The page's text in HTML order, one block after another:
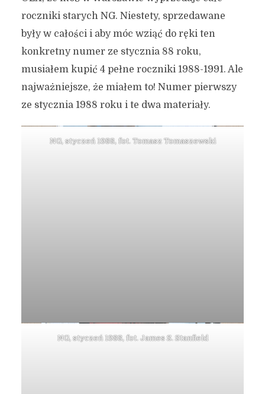
roczniki starych NG. Niestety, sprzedawane
były w całości i aby móc wziąć do ręki ten
konkretny numer ze stycznia 88 roku,
musiałem kupić 4 pełne roczniki 1988-1991. Ale
najważniejsze, że miałem to! Numer pierwszy
ze stycznia 1988 roku i te dwa materiały.
NG, styczeń 1988, fot. Tomasz Tomaszewski
NG, styczeń 1988, fot. James S. Stanfield